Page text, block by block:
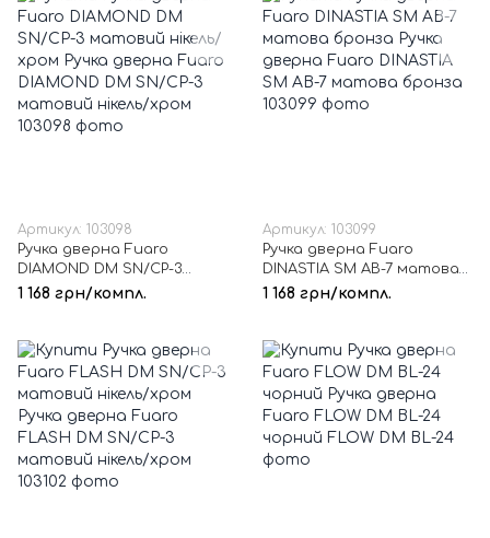
Артикул: 103098
Ручка дверна Fuaro
DIAMOND DM SN/CP-3
матовий нікель/хром
1 168 грн/компл.
Артикул: 103099
Ручка дверна Fuaro
DINASTIA SM AB-7 матова
бронза
1 168 грн/компл.